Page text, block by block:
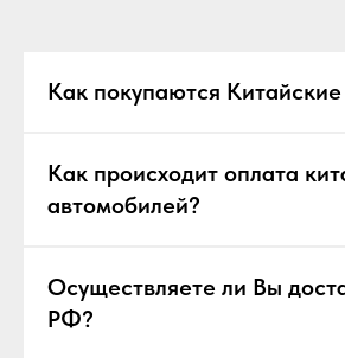
Как покупаются Китайские
Как происходит оплата
автомобилей?
Осуществляете ли Вы
РФ?